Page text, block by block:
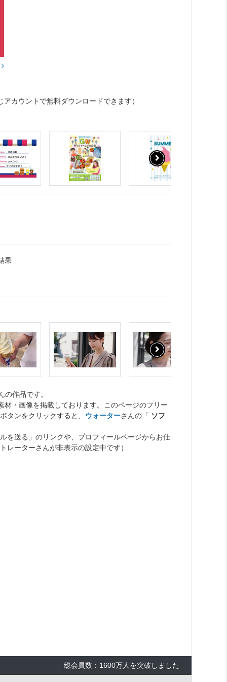
アカウントで無料ダウンロードできます）
果
の作品です。
・画像を掲載しております。このページのフリー
タンをクリックすると、 ウォーターさんの「 ソフ
を送る」のリンクや、プロフィールページからお仕
レーターさんが非表示の設定中です）
総会員数：1600万人を突破しました